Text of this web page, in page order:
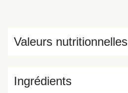
Ingrédients
Valeurs nutritionnelles